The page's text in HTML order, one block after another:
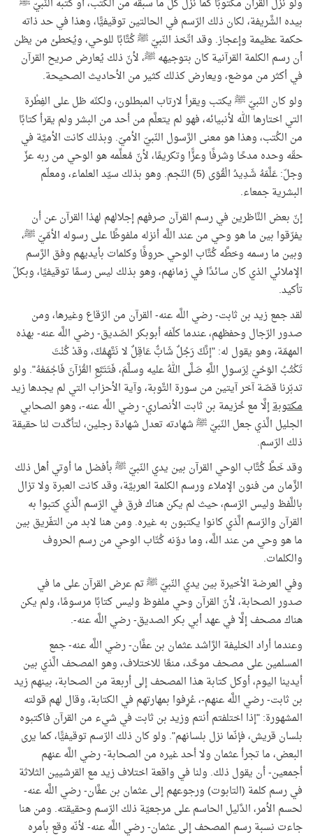
ولو نزل القرآن مكتوبًا كما نزل كلّ ما سبقه من الكتب، أو كتبه النّبيّ ﷺ
بيده الشَّريفة، لكان ذلك الرّسم في الحالتين توقيفيًّا، وهذا في حد ذاته
حكمة عظيمة وإعجاز. وقد اتّخذ النّبيّ ﷺ كُتَّابًا للوحي، ويُخطئ من يظن
أن رسم الكلمة القرآنية كان بتوجيهه ﷺ، لأنّ ذلك يُعارض صريح القرآن
في أكثر من موضع، ويعارض كذلك كثير من الأحاديث الصحيحة.
ولو كان النّبيّ ﷺ يكتب ويقرأ لارتاب المبطلون، ولكنّه ظل على الفِطْرة
التي اختارها الله لأنبيائه، فهو لم يتعلَّم من أحد من البشر ولم يقرأ كتابًا
من الكُتب، وهذا هو معنى الرَّسول النّبيّ الأميّ. وبذلك كانت الأميَّة في
حقّه وحده مدحًا وشرفًا وعزًّا وتكريمًا، لأنّ مُعلِّمه هو الوحي من ربه عزّ
وجلّ: عَلَّمَهُ شَدِيدُ الْقُوَى (5) النّجم. وهو بذلك سيّد العلماء، ومعلّم
البشرية جمعاء.
إنّ بعض النَّاظرين في رسم القرآن صرفهم إجلالهم لهذا القرآن عن أن
يفرّقوا بين ما هو وحي من عند اللَّه أنزله ملفوظًا على رسوله الأمّيّ ﷺ،
وبين ما رسمه وخطَّه كُتَّاب الوحي حروفًا وكلمات بأيديهم وفق الرَّسم
الإملائي الذي كان سائدًا في زمانهم، وهو بذلك ليس رسمًا توقيفيًا، وبكلّ
تأكيد.
لقد جمع زيد بن ثابت- رضي اللَّه عنه- القرآن من الرّقاع وغيرها، ومن
صدور الرّجال وحفظهم، عندما كلّفه أبوبكر الصّديق- رضي اللَّه عنه- بهذه
المهمّة، وهو يقول له: "إنَّكَ رَجُلٌ شَابٌّ عَاقِلٌ لا نَتَّهِمُكَ، وقدْ كُنْتَ
تَكْتُبُ الوَحْيَ لِرَسولِ اللَّهِ صَلَّى اللهُ عليه وسلَّمَ، فَتَتَبَّعِ القُرْآنَ فَاجْمَعْهُ". ولو
تدبّرنا قصّة آخر آيتين من سورة التَّوبة، وآية الأحزاب التي لم يجدها زيد
مكتوبةإلَّا مع خُزيمة بن ثابت الأنصاري- رضي اللَّه عنه-، وهو الصحابي
الجليل الَّذي جعل النّبيّ ﷺ شهادته تعدل شهادة رجلين، لتأكّدت لنا حقيقة
ذلك الرّسم.
وقد خَطَّ كُتَّاب الوحي القرآن بين يدي النّبيّ ﷺ بأفضل ما أوتي أهل ذلك
الزَّمان من فنون الإملاء ورسم الكلمة العربيَّة، وقد كانت العبرة ولا تزال
باللَّفظ وليس الرّسم، حيث لم يكن هناك فرق في الرّسم الَّذي كتبوا به
القرآن والرّسم الَّذي كانوا يكتبون به غيره. ومن هنا لابد من التفّريق بين
ما هو وحي من عند اللَّه، وما دوّنه كُتّاب الوحي من رسم الحروف
والكلمات.
وفي العرضة الأخيرة بين يدي النّبيّ ﷺ تم عرض القرآن على ما في
صدور الصحابة، لأنّ القرآن وحي ملفوظ وليس كتابًا مرسومًا، ولم يكن
هناك مصحف إلَّا في عهد أبي بكر الصديق- رضي اللَّه عنه-.
وعندما أراد الخليفة الرَّاشد عثمان بن عفَّان- رضي اللَّه عنه- جمع
المسلمين على مصحف موحَّد، منعًا للاختلاف، وهو المصحف الَّذي بين
أيدينا اليوم، أوكل كتابة هذا المصحف إلى أربعة من الصحابة، بينهم زيد
بن ثابت- رضي اللَّه عنهم-، عُرِفوا بمهارتهم في الكتابة، وقال لهم قولته
المشهورة: "إذا اختلفتم أنتم وزيد بن ثابت في شيء من القرآن فاكتبوه
بلسان قريش، فإنّما نزل بلسانهم". ولو كان ذلك الرّسم توقيفيًّا، كما يرى
البعض، ما تجرأ عثمان ولا أحد غيره من الصحابة- رضي اللَّه عنهم
أجمعين- أن يقول ذلك. ولنا في واقعة اختلاف زيد مع القرشيين الثلاثة
في رسم كلمة (التابوت) ورجوعهم إلى عثمان بن عفَّان- رضي اللَّه عنه-
لحسم الأمر، الدَّليل الحاسم على مرجعيّة ذلك الرّسم وحقيقته. ومن هنا
جاءت نسبة رسم المصحف إلى عثمان- رضي اللَّه عنه- لأنّه وقع بأمره